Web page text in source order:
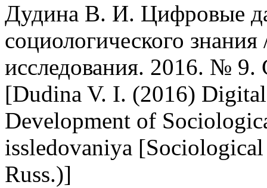
Дудина В. И. Цифровые
социологического
исследования. 2016. №
[Dudina V. I. (2016)
Development of
issledovaniya
Russ.)]